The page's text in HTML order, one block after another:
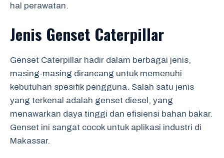
hal perawatan.
Jenis Genset Caterpillar
Genset Caterpillar hadir dalam berbagai jenis,
masing-masing dirancang untuk memenuhi
kebutuhan spesifik pengguna. Salah satu jenis
yang terkenal adalah genset diesel, yang
menawarkan daya tinggi dan efisiensi bahan bakar.
Genset ini sangat cocok untuk aplikasi industri di
Makassar.